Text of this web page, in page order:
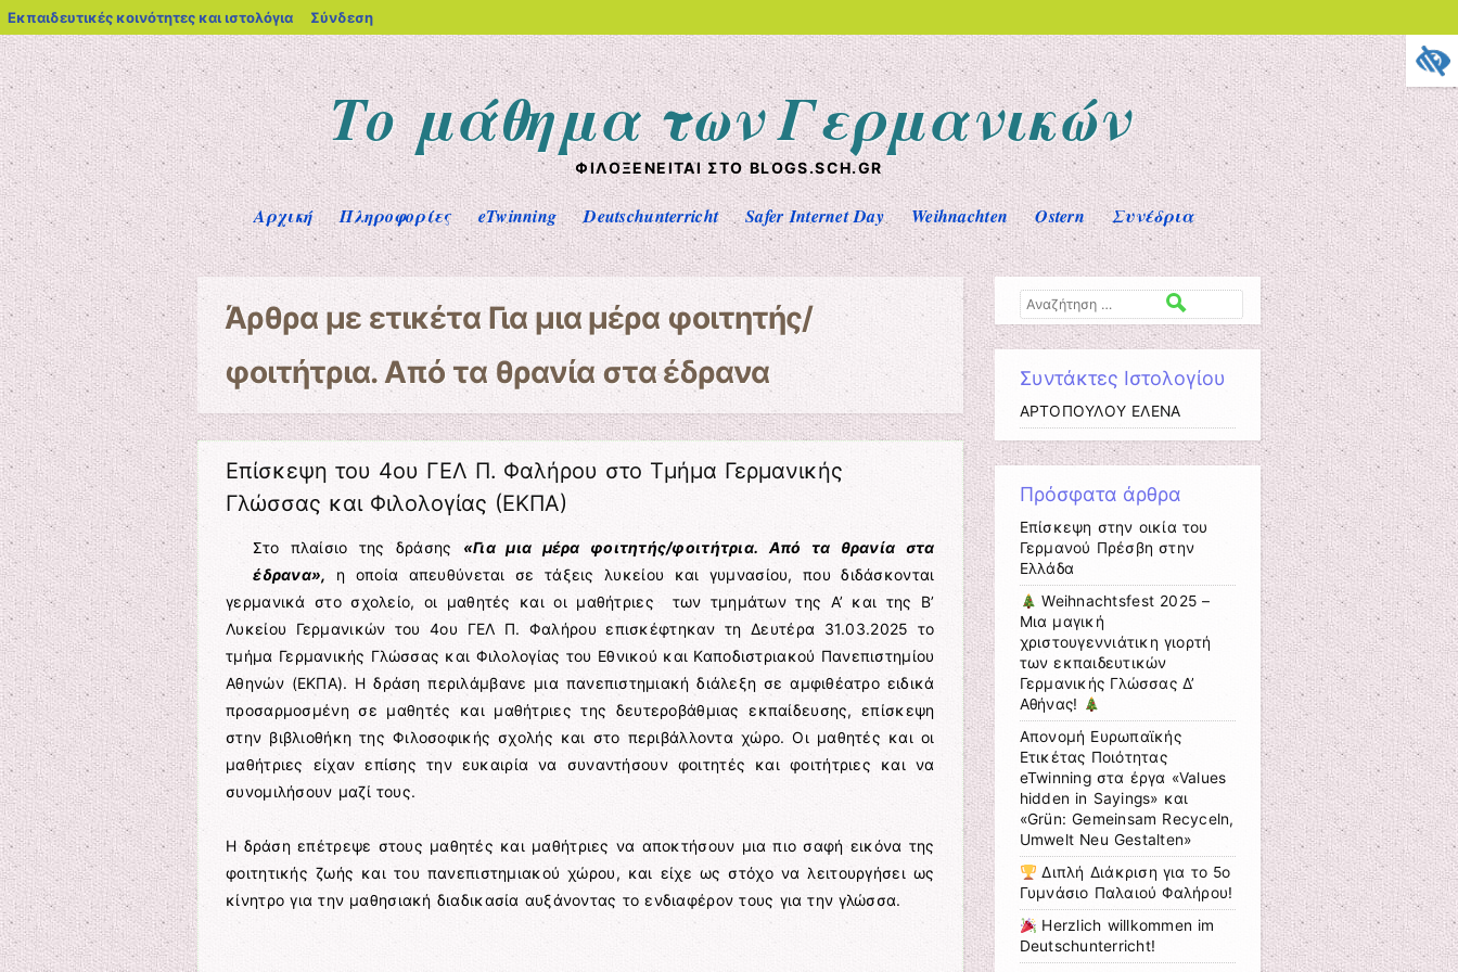
Εκπαιδευτικές κοινότητες και ιστολόγια blogs.sch.gr
Σύνδεση
Το μάθημα των Γερμανικών
ΦΙΛΟΞΕΝΕΊΤΑΙ ΣΤΟ BLOGS.SCH.GR
Μενού
Μετάβαση στο περιεχόμενο
Αρχική Πληροφορίες eTwinning Deutschunterricht Safer Internet Day Weihnachten Ostern Συνέδρια
Άρθρα με ετικέτα Για μια μέρα φοιτητής/
φοιτήτρια. Από τα θρανία στα έδρανα
Επίσκεψη του 4ου ΓΕΛ Π. Φαλήρου στο Τμήμα Γερμανικής
Γλώσσας και Φιλολογίας (ΕΚΠΑ)
Στο πλαίσιο της δράσης «Για μια μέρα φοιτητής/φοιτήτρια. Από τα θρανία στα
έδρανα», η οποία απευθύνεται σε τάξεις λυκείου και γυμνασίου, που διδάσκονται
γερμανικά στο σχολείο, οι μαθητές και οι μαθήτριες των τμημάτων της Α’ και της Β’
Λυκείου Γερμανικών του 4ου ΓΕΛ Π. Φαλήρου επισκέφτηκαν τη Δευτέρα 31.03.2025 το
τμήμα Γερμανικής Γλώσσας και Φιλολογίας του Εθνικού και Καποδιστριακού Πανεπιστημίου
Αθηνών (ΕΚΠΑ). Η δράση περιλάμβανε μια πανεπιστημιακή διάλεξη σε αμφιθέατρο ειδικά
προσαρμοσμένη σε μαθητές και μαθήτριες της δευτεροβάθμιας εκπαίδευσης, επίσκεψη
στην βιβλιοθήκη της Φιλοσοφικής σχολής και στο περιβάλλοντα χώρο. Οι μαθητές και οι
μαθήτριες είχαν επίσης την ευκαιρία να συναντήσουν φοιτητές και φοιτήτριες και να
συνομιλήσουν μαζί τους.
Η δράση επέτρεψε στους μαθητές και μαθήτριες να αποκτήσουν μια πιο σαφή εικόνα της
φοιτητικής ζωής και του πανεπιστημιακού χώρου, και είχε ως στόχο να λειτουργήσει ως
κίνητρο για την μαθησιακή διαδικασία αυξάνοντας το ενδιαφέρον τους για την γλώσσα.
Αναζήτηση
Συντάκτες Ιστολογίου
ΑΡΤΟΠΟΥΛΟΥ ΕΛΕΝΑ
Πρόσφατα άρθρα
Επίσκεψη στην οικία του
Γερμανού Πρέσβη στην
Ελλάδα
Weihnachtsfest 2025 –
Μια μαγική
χριστουγεννιάτικη γιορτή
των εκπαιδευτικών
Γερμανικής Γλώσσας Δ’
Αθήνας!
Aπονομή Ευρωπαϊκής
Ετικέτας Ποιότητας
eTwinning στα έργα «Values
hidden in Sayings» και
«Grün: Gemeinsam Recyceln,
Umwelt Neu Gestalten»
Διπλή Διάκριση για το 5ο
Γυμνάσιο Παλαιού Φαλήρου!
Herzlich willkommen im
Deutschunterricht!